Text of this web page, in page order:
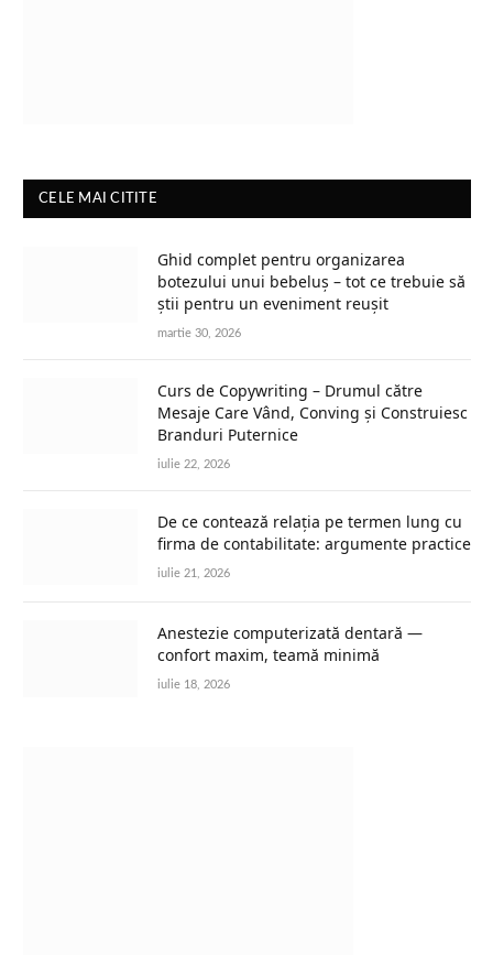
CELE MAI CITITE
Ghid complet pentru organizarea
botezului unui bebeluș – tot ce trebuie să
știi pentru un eveniment reușit
martie 30, 2026
Curs de Copywriting – Drumul către
Mesaje Care Vând, Conving și Construiesc
Branduri Puternice
iulie 22, 2026
De ce contează relația pe termen lung cu
firma de contabilitate: argumente practice
iulie 21, 2026
Anestezie computerizată dentară —
confort maxim, teamă minimă
iulie 18, 2026